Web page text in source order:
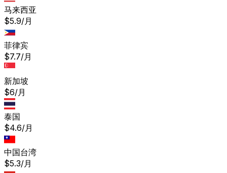
马来西亚
$5.9/月
菲律宾
$7.7/月
新加坡
$6/月
泰国
$4.6/月
中国台湾
$5.3/月